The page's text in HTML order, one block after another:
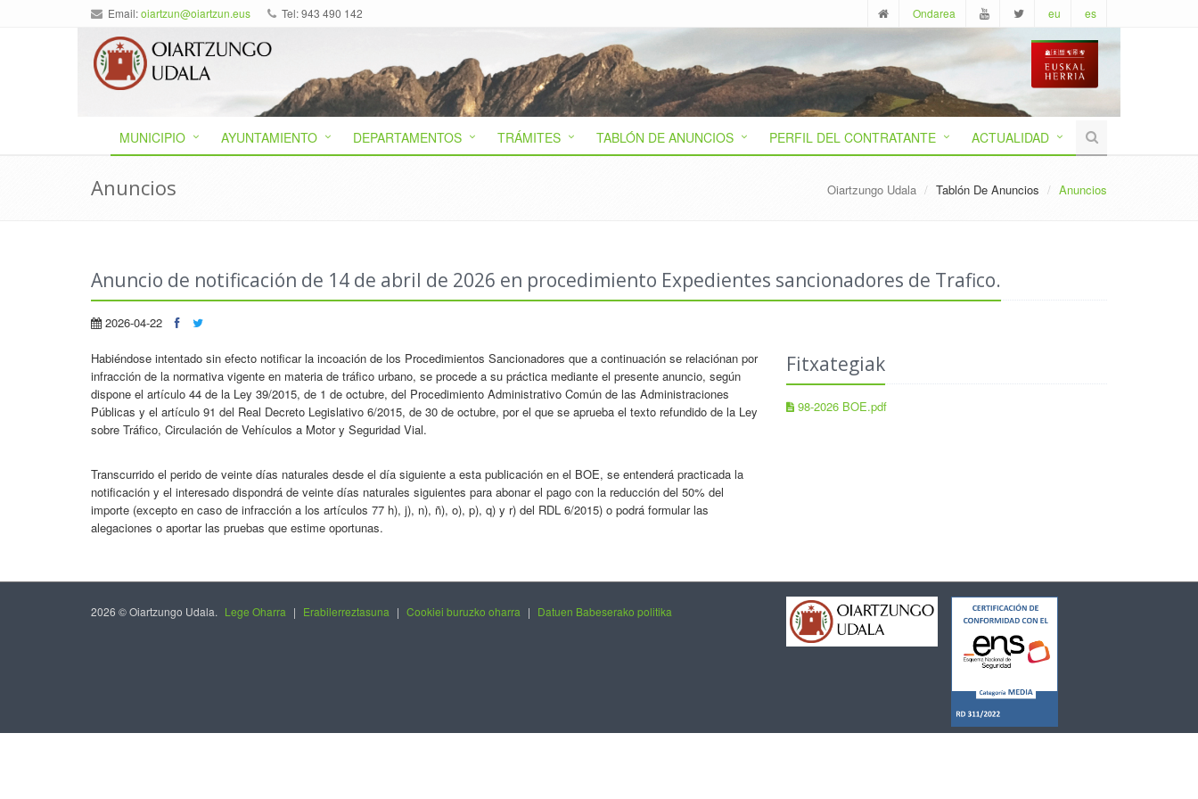
Email:oiartzun@oiartzun.eus Tel: 943 490 142 Ondarea eu es
MUNICIPIO AYUNTAMIENTO DEPARTAMENTOS TRÁMITES TABLÓN DE ANUNCIOS PERFIL DEL CONTRATANTE ACTUALIDAD
Anuncios Oiartzungo Udala Tablón De Anuncios Anuncios
Anuncio de notificación de 14 de abril de 2026 en procedimiento Expedientes sancionadores de Trafico.
2026-04-22
Habiéndose intentado sin efecto notificar la incoación de los Procedimientos Sancionadores que a continuación se relaciónan por
infracción de la normativa vigente en materia de tráfico urbano, se procede a su práctica mediante el presente anuncio, según
dispone el artículo 44 de la Ley 39/2015, de 1 de octubre, del Procedimiento Administrativo Común de las Administraciones
Públicas y el artículo 91 del Real Decreto Legislativo 6/2015, de 30 de octubre, por el que se aprueba el texto refundido de la Ley
sobre Tráfico, Circulación de Vehículos a Motor y Seguridad Vial.
Transcurrido el perido de veinte días naturales desde el día siguiente a esta publicación en el BOE, se entenderá practicada la
notificación y el interesado dispondrá de veinte días naturales siguientes para abonar el pago con la reducción del 50% del
importe (excepto en caso de infracción a los artículos 77 h), j), n), ñ), o), p), q) y r) del RDL 6/2015) o podrá formular las
alegaciones o aportar las pruebas que estime oportunas.
Fitxategiak
98-2026 BOE.pdf
2026 © Oiartzungo Udala. Lege Oharra | Erabilerreztasuna | Cookiei buruzko oharra | Datuen Babeserako politika